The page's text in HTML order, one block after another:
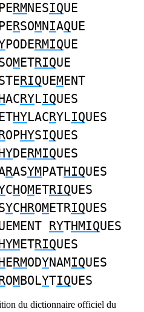
PERMNESIQUE
PERSOMNIAQUE
PODERMIQUE
METRIQUE
RIQUEMENT
ACRYLIQUES
ETHYLACRYLIQUES
OPHYSIQUES
DERMIQUES
RASYMPATHIQUES
CHOMETRIQUES
YCHROMETRIQUES
RYTHMIQUES
ETRIQUES
ERMODYNAMIQUES
OMBOLYTIQUES
du dictionnaire officiel du